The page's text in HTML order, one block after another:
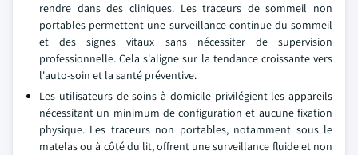
rendre dans des cliniques. Les traceurs de sommeil non
portables permettent une surveillance continue du sommeil
et des signes vitaux sans nécessiter de supervision
professionnelle. Cela s'aligne sur la tendance croissante vers
l'auto-soin et la santé préventive.
Les utilisateurs de soins à domicile privilégient les appareils
nécessitant un minimum de configuration et aucune fixation
physique. Les traceurs non portables, notamment sous le
matelas ou à côté du lit, offrent une surveillance fluide et non